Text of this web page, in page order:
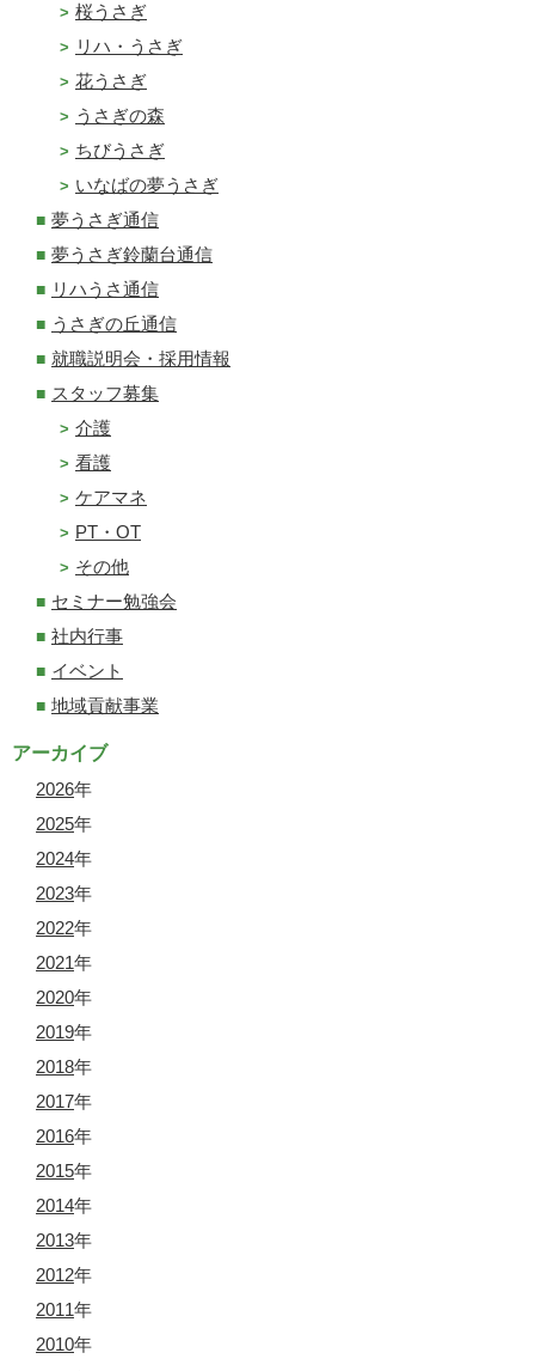
桜うさぎ
リハ・うさぎ
花うさぎ
うさぎの森
ちびうさぎ
いなばの夢うさぎ
夢うさぎ通信
夢うさぎ鈴蘭台通信
リハうさ通信
うさぎの丘通信
就職説明会・採用情報
スタッフ募集
介護
看護
ケアマネ
PT・OT
その他
セミナー勉強会
社内行事
イベント
地域貢献事業
アーカイブ
2026年
2025年
2024年
2023年
2022年
2021年
2020年
2019年
2018年
2017年
2016年
2015年
2014年
2013年
2012年
2011年
2010年